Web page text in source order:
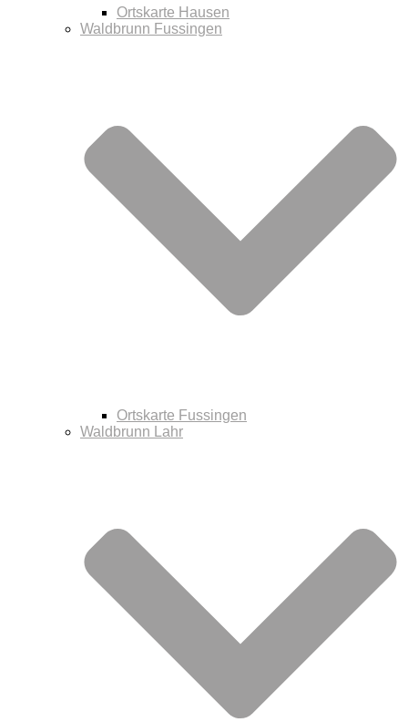
Ortskarte Hausen
Waldbrunn Fussingen
Ortskarte Fussingen
Waldbrunn Lahr